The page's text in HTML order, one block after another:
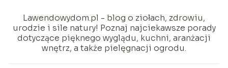
Lawendowydom.pl - blog o ziołach, zdrowiu,
urodzie i sile natury! Poznaj najciekawsze porady
dotyczące pięknego wyglądu, kuchni, aranżacji
wnętrz, a także pielęgnacji ogrodu.